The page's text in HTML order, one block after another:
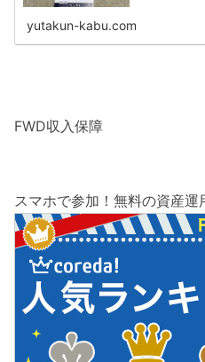
yutakun-kabu.com
FWD収入保障
スマホで参加！無料の資産運